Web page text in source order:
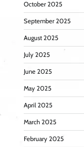
October 2025
September 2025
August 2025
July 2025
June 2025
May 2025
April 2025
March 2025
February 2025